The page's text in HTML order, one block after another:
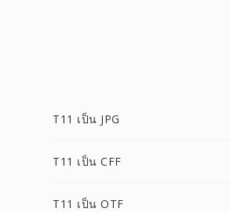
T11 เป็น JPG
T11 เป็น CFF
T11 เป็น OTF